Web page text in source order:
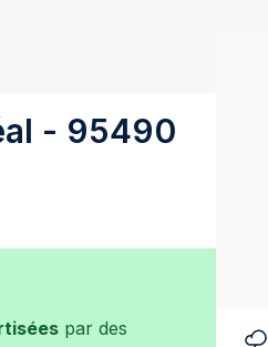
- 95490
par des